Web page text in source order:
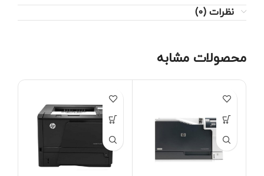
نظرات (0)
محصولات مشابه